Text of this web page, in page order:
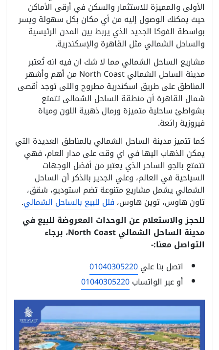
الأولى والمميزة للاستثمار والسكن في أرقى الأماكن
حيث يمكنك الوصول إليه من أي مكان بكل سهولة ويسر
بواسطة الفوكا الجديد الذي يربط بين المدن الرئيسية
والساحل الشمالي مثل القاهرة والإسكندرية.
مشاريع الساحل الشمالي مما لا شك ان فيه انه تُعتبر
مدينة الساحل الشمالي North Coast من أهم وأشهر
المناطق على طريق اسكندرية مطروح والتى توجد أقصى
شمال القاهرة أن منطقة الساحل الشمالى تتمتع
بشواطئ ساحلية متميزة ورمال ذهبية اللون ومياة
فيروزية رائعة.
كما تتميز مدينة الساحل الشمالي بالمناطق العديدة التي
يمكن الذهاب اليها في اي وقت على مدار العام، فهي
تتمتع بالجو الساحر الذي يعتبر من أفضل الوجهات
السياحية في العالم، وعلي الجدير بالذكر أن الساحل
الشمالي يشمل مشاريع متنوعة تضم استوديو، شقق،
تاون هاوس، توين هاوس، فلل للبيع بالساحل الشمالي.
للحجز والاستعلام عن الوحدات المعروضة للبيع في
مدينة الساحل الشمالي North Coast، برجاء
التواصل معنا:-
اتصل بنا علي01040305220
أو عبر الواتساب01040305220